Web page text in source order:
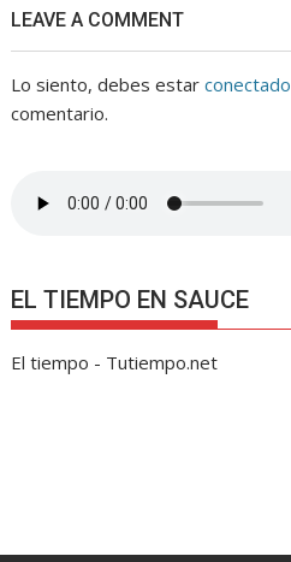
LEAVE A COMMENT
Lo siento, debes estarconectado
comentario.
EL TIEMPO EN SAUCE
El tiempo - Tutiempo.net